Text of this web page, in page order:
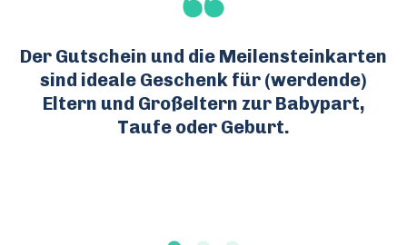
Der Gutschein und die Meilensteinkarten
sind ideale Geschenk für (werdende)
Eltern und Großeltern zur Babypart,
Taufe oder Geburt.